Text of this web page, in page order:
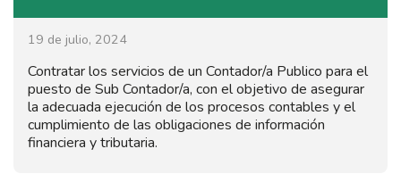
19 de julio, 2024
Contratar los servicios de un Contador/a Publico para el
puesto de Sub Contador/a, con el objetivo de asegurar
la adecuada ejecución de los procesos contables y el
cumplimiento de las obligaciones de información
financiera y tributaria.